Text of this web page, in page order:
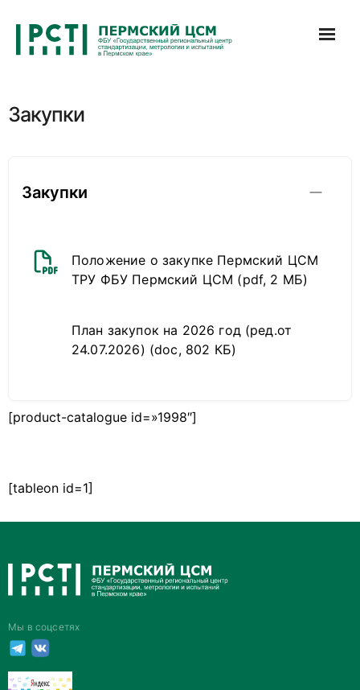
содержимому
Закупки
Закупки
Положение о закупке Пермский ЦСМ
ТРУ ФБУ Пермский ЦСМ (pdf, 2 МБ)
План закупок на 2026 год (ред.от
24.07.2026) (doc, 802 КБ)
[product-catalogue id=»1998″]
[tableon id=1]
Мы в соцсетях